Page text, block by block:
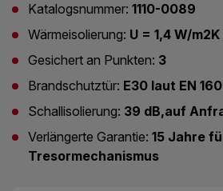
Katalogsnummer: 1110-0089
Wärmeisolierung: U = 1,4 W/m2K
Gesichert an Punkten: 3
Brandschutztür: E30 laut EN
Schallisolierung: 39 dB,auf
Verlängerte Garantie: 15 Jahre
Tresormechanismus